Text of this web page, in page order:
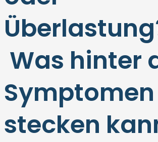
Was hinter
Symptomen
stecken